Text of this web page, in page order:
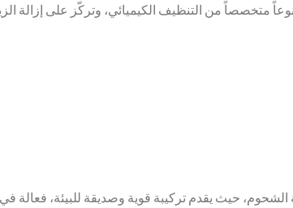
متخصصاً من التنظيف الكيميائي، وتركّز على إزالة